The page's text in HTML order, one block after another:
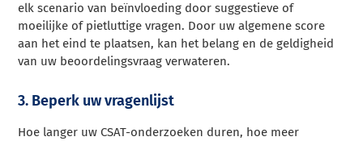
elk scenario van beïnvloeding door suggestieve of
moeilijke of pietluttige vragen. Door uw algemene score
aan het eind te plaatsen, kan het belang en de geldigheid
van uw beoordelingsvraag verwateren.
3. Beperk uw vragenlijst
Hoe langer uw CSAT-onderzoeken duren, hoe meer